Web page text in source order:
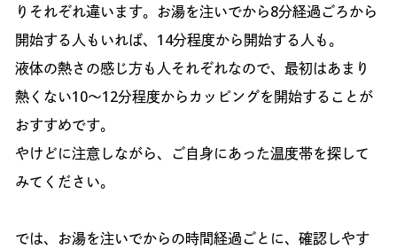
りそれぞれ違います。お湯を注いでから8分経過ごろから
開始する人もいれば、14分程度から開始する人も。
液体の熱さの感じ方も人それぞれなので、最初はあまり
熱くない10〜12分程度からカッピングを開始することが
おすすめです。
やけどに注意しながら、ご自身にあった温度帯を探して
みてください。
では、お湯を注いでからの時間経過ごとに、確認しやす